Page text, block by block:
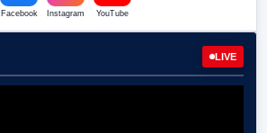
Facebook Instagram YouTube
LIVE